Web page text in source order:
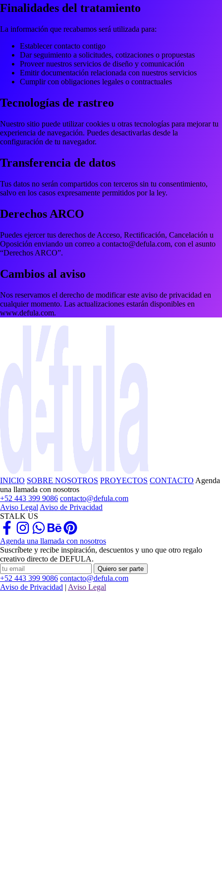
Finalidades del tratamiento
La información que recabamos será utilizada para:
Establecer contacto contigo
Dar seguimiento a solicitudes, cotizaciones o propuestas
Proveer nuestros servicios de diseño y comunicación
Emitir documentación relacionada con nuestros servicios
Cumplir con obligaciones legales o contractuales
Tecnologías de rastreo
Nuestro sitio puede utilizar cookies u otras tecnologías para mejorar tu
experiencia de navegación. Puedes desactivarlas desde la
configuración de tu navegador.
Transferencia de datos
Tus datos no serán compartidos con terceros sin tu consentimiento,
salvo en los casos expresamente permitidos por la ley.
Derechos ARCO
Puedes ejercer tus derechos de Acceso, Rectificación, Cancelación u
Oposición enviando un correo a contacto@defula.com, con el asunto
“Derechos ARCO”.
Cambios al aviso
Nos reservamos el derecho de modificar este aviso de privacidad en
cualquier momento. Las actualizaciones estarán disponibles en
www.defula.com.
INICIO SOBRE NOSOTROS PROYECTOS CONTACTO Agenda
una llamada con nosotros
+52 443 399 9086 contacto@defula.com
Aviso Legal Aviso de Privacidad
STALK US
Agenda una llamada con nosotros
Suscríbete y recibe inspiración, descuentos y uno que otro regalo
creativo directo de DEFULA.
Quiero ser parte
+52 443 399 9086 contacto@defula.com
Aviso de Privacidad | Aviso Legal